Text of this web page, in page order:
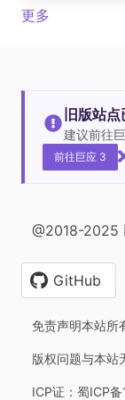
更多
旧版站
建议前往
前往巨应 3
@2018-2025
GitHub
免责声明本站所
版权问题与本站
ICP证：蜀ICP